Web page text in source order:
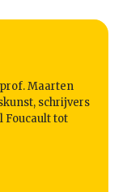
Maarten
schrijvers
Foucault tot